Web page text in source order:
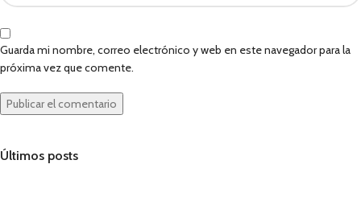
Guarda mi nombre, correo electrónico y web en este navegador para la
próxima vez que comente.
Últimos posts